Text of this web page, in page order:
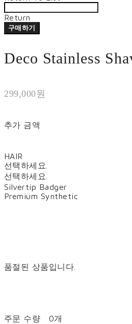
Return
구매하기
Deco Stainless
299,000원
추가 금액
HAIR
선택하세요.
선택하세요.
Silvertip Badger
Premium Synthetic
품절된 상품입니다.
주문 수량
0개